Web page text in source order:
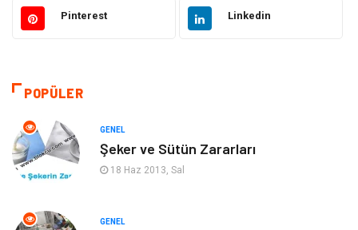
Güzellik & Bakım Moda
Giyim
Otomotiv
Gıda
Pinterest Linkedin
POPÜLER
GENEL
Şeker ve Sütün Zararları
18 Haz 2013, Sal
GENEL